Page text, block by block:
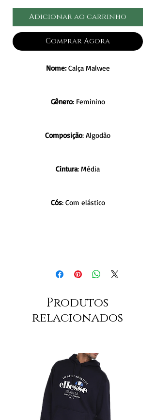
Adicionar ao carrinho
Comprar Agora
Nome:Calça Malwee
Gênero: Feminino
Composição: Algodão
Cintura: Média
Cós: Com elástico
Produtos
relacionados